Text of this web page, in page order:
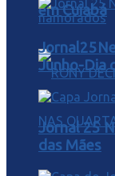
em Cuiabá
Junho-Dia
Jornal 25
das Mães